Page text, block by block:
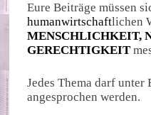
Eure Beiträge müssen
humanwirtschaftlichen
MENSCHLICHKEIT,
GERECHTIGKEIT
Jedes Thema darf unter
angesprochen werden.